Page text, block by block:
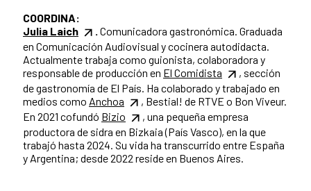
COORDINA:
Julia Laich
. Comunicadora gastronómica. Graduada
en Comunicación Audiovisual y cocinera autodidacta.
Actualmente trabaja como guionista, colaboradora y
responsable de producción en El Comidista
, sección
de gastronomía de El País. Ha colaborado y trabajado en
medios como Anchoa
, Bestial! de RTVE o Bon Viveur.
En 2021 cofundó Bizio
, una pequeña empresa
productora de sidra en Bizkaia (País Vasco), en la que
trabajó hasta 2024. Su vida ha transcurrido entre España
y Argentina; desde 2022 reside en Buenos Aires.